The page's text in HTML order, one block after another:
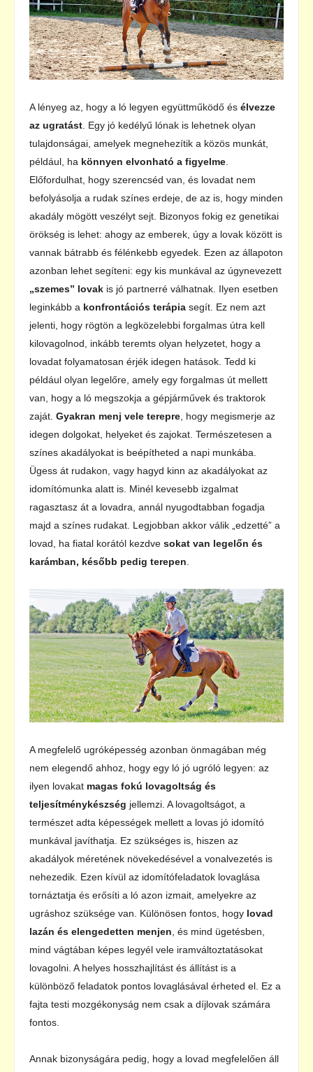
A lényeg az, hogy a ló legyen együttműködő és élvezze
az ugratást . Egy jó kedélyű lónak is lehetnek olyan
tulajdonságai, amelyek megnehezítik a közös munkát,
például, ha könnyen elvonható a figyelme
Előfordulhat, hogy szerencséd van, és lovadat nem
befolyásolja a rudak színes erdeje, de az is, hogy minden
akadály mögött veszélyt sejt. Bizonyos fokig ez genetikai
örökség is lehet: ahogy az emberek, úgy a lovak között is
vannak bátrabb és félénkebb egyedek. Ezen az állapoton
azonban lehet segíteni: egy kis munkával az úgynevezett
„szemes” lovak is jó partnerré válhatnak. Ilyen esetben
leginkább a konfrontációs terápia segít. Ez nem azt
jelenti, hogy rögtön a legközelebbi forgalmas útra kell
kilovagolnod, inkább teremts olyan helyzetet, hogy a
lovadat folyamatosan érjék idegen hatások. Tedd ki
például olyan legelőre, amely egy forgalmas út mellett
van, hogy a ló megszokja a gépjárművek és traktorok
zaját. Gyakran menj vele terepre , hogy megismerje az
idegen dolgokat, helyeket és zajokat. Természetesen a
színes akadályokat is beépítheted a napi munkába.
Ügess át rudakon, vagy hagyd kinn az akadályokat az
idomítómunka alatt is. Minél kevesebb izgalmat
ragasztasz át a lovadra, annál nyugodtabban fogadja
majd a színes rudakat. Legjobban akkor válik „edzetté” a
lovad, ha fiatal korától kezdve sokat van legelőn és
karámban, később pedig terepen
A megfelelő ugróképesség azonban önmagában még
nem elegendő ahhoz, hogy egy ló jó ugróló legyen: az
ilyen lovakat magas fokú lovagoltság és
teljesítménykészség jellemzi. A lovagoltságot, a
természet adta képességek mellett a lovas jó idomító
munkával javíthatja. Ez szükséges is, hiszen az
akadályok méretének növekedésével a vonalvezetés is
nehezedik. Ezen kívül az idomítófeladatok lovaglása
tornáztatja és erősíti a ló azon izmait, amelyekre az
ugráshoz szüksége van. Különösen fontos, hogy lovad
lazán és elengedetten menjen , és mind ügetésben,
mind vágtában képes legyél vele iramváltoztatásokat
lovagolni. A helyes hosszhajlítást és állítást is a
különböző feladatok pontos lovaglásával érheted el. Ez a
fajta testi mozgékonyság nem csak a díjlovak számára
fontos.
Annak bizonyságára pedig, hogy a lovad megfelelően áll